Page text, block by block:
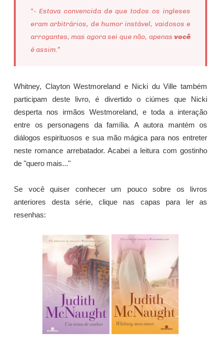
“- Estava convencida de que todos os ingleses
eram arbitrários, de humor instável, vaidosos e
arrogantes, mas agora sei que não, apenas você
é assim.”
Whitney, Clayton Westmoreland e Nicki du Ville também
participam deste livro, é divertido o ciúmes que Nicki
desperta nos irmãos Westmoreland, e toda a interação
entre os personagens da família. A autora mantém os
diálogos espirituosos e sua mão mágica para nos entreter
neste romance arrebatador. Acabei a leitura com gostinho
de "quero mais..."
Se você quiser conhecer um pouco sobre os livros
anteriores desta série, clique nas capas para ler as
resenhas: